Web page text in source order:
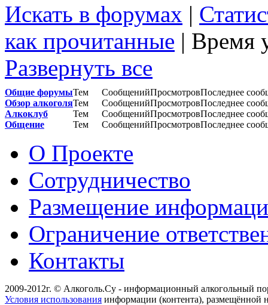
Искать в форумах |
как прочитанные | Время
Развернуть все
Общие форумыТем СообщенийПросмотровПоследнее
Обзор алкоголяТем СообщенийПросмотровПоследнее
Алкоклуб
Тем СообщенийПросмотровПоследнее
Общение
Тем СообщенийПросмотровПоследнее
О Проекте
Сотрудничество
Размещение
Ограничение
Контакты
2009-2012г. © Алкоголь.Су - информационный алкогольный
Условия использования информации (контента), размещённой